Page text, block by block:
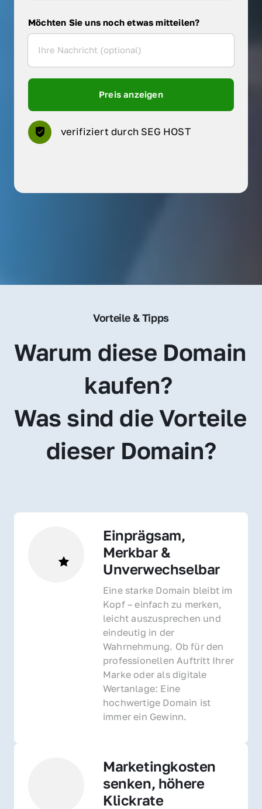
Möchten Sie uns noch etwas mitteilen?
Preis anzeigen
verifiziert durch SEG HOST
Vorteile & Tipps
Warum diese Domain
kaufen?
Was sind die Vorteile
dieser Domain?
Einprägsam,
Merkbar &
Unverwechselbar
Eine starke Domain bleibt im
Kopf – einfach zu merken,
leicht auszusprechen und
eindeutig in der
Wahrnehmung. Ob für den
professionellen Auftritt Ihrer
Marke oder als digitale
Wertanlage: Eine
hochwertige Domain ist
immer ein Gewinn.
Marketingkosten
senken, höhere
Klickrate